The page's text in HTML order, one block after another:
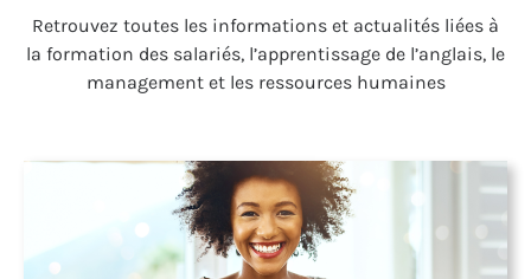
Retrou­vez toutes les infor­ma­tions et actua­li­tés liées à
la forma­tion des salariés, l’apprentissage de l’anglais, le
management et les ressources humaines